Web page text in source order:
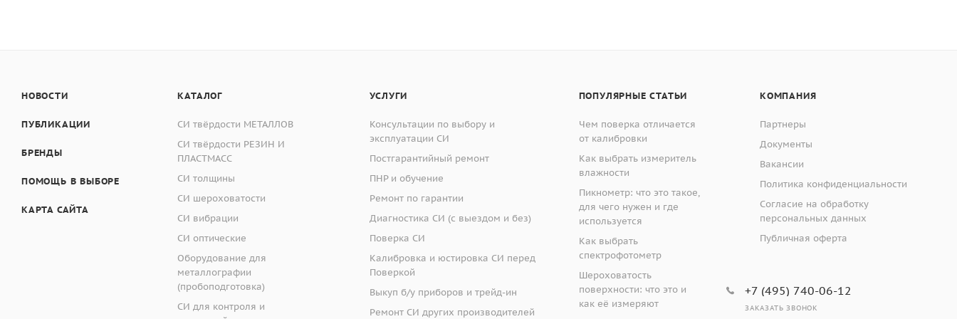
требуется 11 линий надрезов;
резак 1 мм для покрытий толщиной до 50 мкм;
резак 2 мм для покрытий толщиной от 50 до 125 мкм.
Рабочие лезвия ножей изготавливаются из закалённой стали, поэтому режущие кромки остаются острыми, а частота замены ножей
сокращается. Для измерения адгезии покрытий предлагается два типа ножей: адгезиметры-ножи с плоским резаком и адгезиметры-
ножи с круглой фрезой.
С плоским резаком
имеет 1 режущую кромку, состоящую из 2
опорных лезвий по бокам и 6 рабочих лезвий по середине
С круглой фрезойимеет 8 режущих кромок, состоящих из 2
опорных лезвий по бокам и 6 рабочих лезвий по середине
НОВОСТИ
ПУБЛИКАЦИИ
БРЕНДЫ
ПОМОЩЬ В ВЫБОРЕ
КАРТА САЙТА
КАТАЛОГ
СИ твёрдости МЕТАЛЛОВ
СИ твёрдости РЕЗИН И
ПЛАСТМАСС
СИ толщины
СИ шероховатости
СИ вибрации
СИ оптические
Оборудование для
металлографии
(пробоподготовка)
СИ для контроля и
УСЛУГИ
Консультации по выбору и
эксплуатации СИ
Постгарантийный ремонт
ПНР и обучение
Ремонт по гарантии
Диагностика СИ (с выездом и без)
Поверка СИ
Калибровка и юстировка СИ перед
Поверкой
Выкуп б/у приборов и трейд-ин
Ремонт СИ других производителей
ПОПУЛЯРНЫЕ СТАТЬИ
Чем поверка отличается
от калибровки
Как выбрать измеритель
влажности
Пикнометр: что это такое,
для чего нужен и где
используется
Как выбрать
спектрофотометр
Шероховатость
поверхности: что это и
как её измеряют
КОМПАНИЯ
Партнеры
Документы
Вакансии
Политика конфиденциальности
Согласие на обработку
персональных данных
Публичная оферта
+7 (495) 740-06-12
ЗАКАЗАТЬ ЗВОНОК